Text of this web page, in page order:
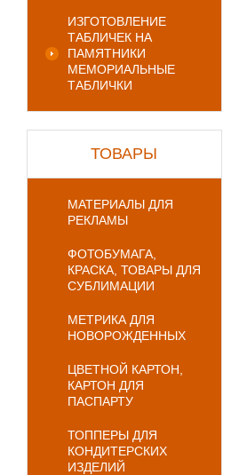
ИЗГОТОВЛЕНИЕ
ТАБЛИЧЕК НА
ПАМЯТНИКИ
МЕМОРИАЛЬНЫЕ
ТАБЛИЧКИ
ТОВАРЫ
МАТЕРИАЛЫ ДЛЯ
РЕКЛАМЫ
ФОТОБУМАГА,
КРАСКА, ТОВАРЫ ДЛЯ
СУБЛИМАЦИИ
МЕТРИКА ДЛЯ
НОВОРОЖДЕННЫХ
ЦВЕТНОЙ КАРТОН,
КАРТОН ДЛЯ
ПАСПАРТУ
ТОППЕРЫ ДЛЯ
КОНДИТЕРСКИХ
ИЗДЕЛИЙ